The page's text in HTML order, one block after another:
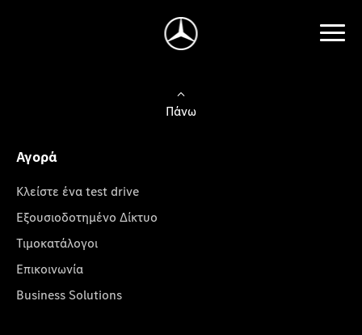
Πάνω
Αγορά
Κλείστε ένα test drive
Εξουσιοδοτημένο Δίκτυο
Τιμοκατάλογοι
Επικοινωνία
Business Solutions